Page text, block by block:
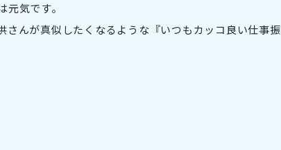
気です。
さんが真似したくなるような『いつもカッコ良い仕事振